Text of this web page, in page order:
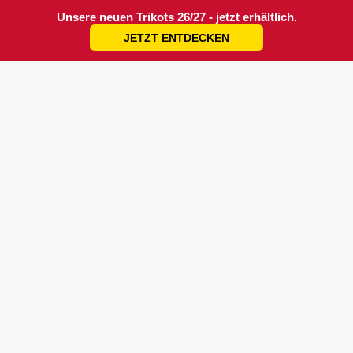
Unsere neuen Trikots 26/27 - jetzt erhältlich.
JETZT ENTDECKEN